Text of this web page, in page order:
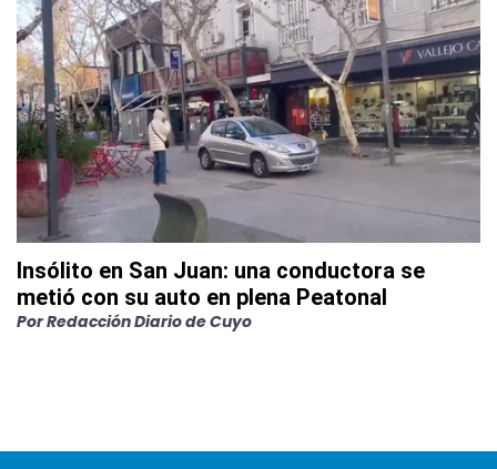
Insólito en San Juan: una conductora se
metió con su auto en plena Peatonal
PorRedacción Diario de Cuyo